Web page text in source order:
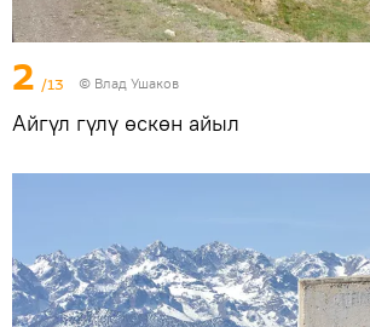
2 /13 © Влад Ушаков
Айгүл гүлү өскөн айыл